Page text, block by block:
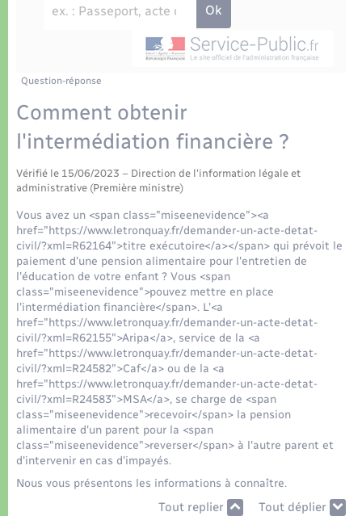
Eau - Assainissement
Transports
Transports scolaires
Logement - Urbanisme
Loisirs
Seniors
Nouvel habitant
Numérique
Organisation d’événement
Sécurité - Prévention
Commerces - Entreprises - Emploi
Voirie et espace public
Travaux - Autorisation d’occupation de l’espace
Présentation de la commune
La Communauté de communes
Question-réponse
Comment obtenir
l'intermédiation financière ?
Vérifié le 15/06/2023 – Direction de l'information légale et
administrative (Première ministre)
Vous avez un <span class="miseenevidence"><a
href="https://www.letronquay.fr/demander-un-acte-detat-
civil/?xml=R62164">titre exécutoire</a></span> qui prévoit le
paiement d'une pension alimentaire pour l'entretien de
l'éducation de votre enfant ? Vous <span
class="miseenevidence">pouvez mettre en place
l'intermédiation financière</span>. L'<a
href="https://www.letronquay.fr/demander-un-acte-detat-
civil/?xml=R62155">Aripa</a>, service de la <a
href="https://www.letronquay.fr/demander-un-acte-detat-
civil/?xml=R24582">Caf</a> ou de la <a
href="https://www.letronquay.fr/demander-un-acte-detat-
civil/?xml=R24583">MSA</a>, se charge de <span
class="miseenevidence">recevoir</span> la pension
alimentaire d'un parent pour la <span
class="miseenevidence">reverser</span> à l'autre parent et
d'intervenir en cas d'impayés.
Nous vous présentons les informations à connaître.
Tout replier Tout déplier